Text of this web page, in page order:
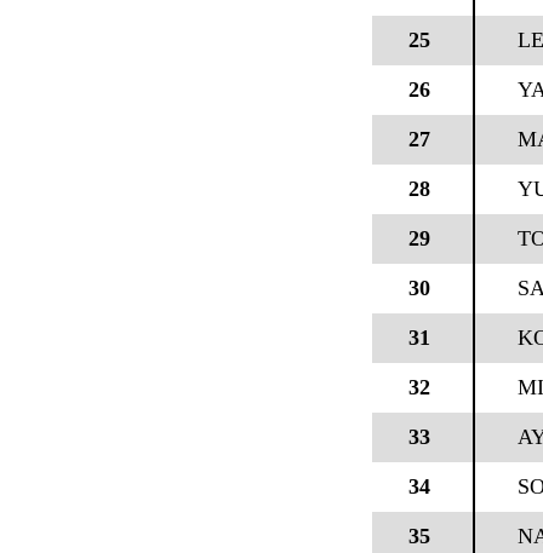
25
26
27
28
29
30
31
32
33
34
35